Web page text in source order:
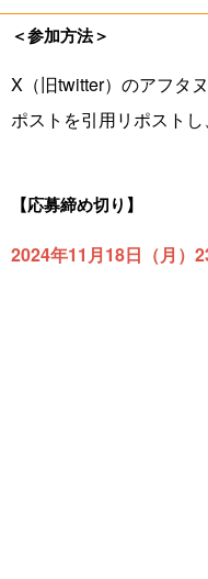
＜参加方法＞
X（旧twitter）のアフタ
ポストを引用リポスト
【応募締め切り】
2024年11月18日（月）